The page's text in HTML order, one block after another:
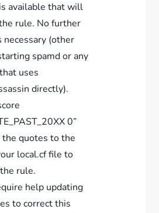
available that will
rule. No further
necessary (other
spamd or any
uses
directly).
0”
quotes to the
local.cf file to
rule.
help updating
to correct this